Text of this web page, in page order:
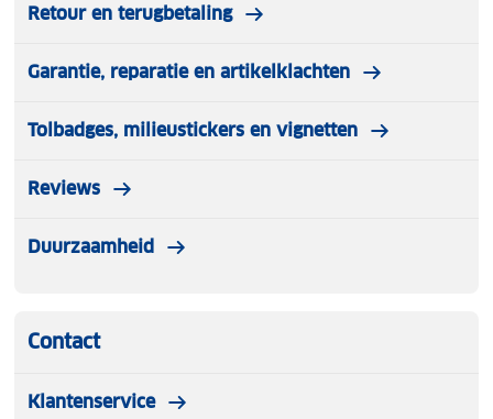
Retour en terugbetaling
Garantie, reparatie en artikelklachten
Tolbadges, milieustickers en vignetten
Reviews
Duurzaamheid
Contact
Klantenservice